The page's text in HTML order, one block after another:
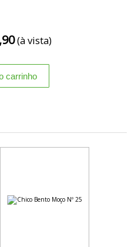
(à vista)